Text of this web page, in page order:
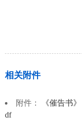
相关附件
附件：
《催告书
df